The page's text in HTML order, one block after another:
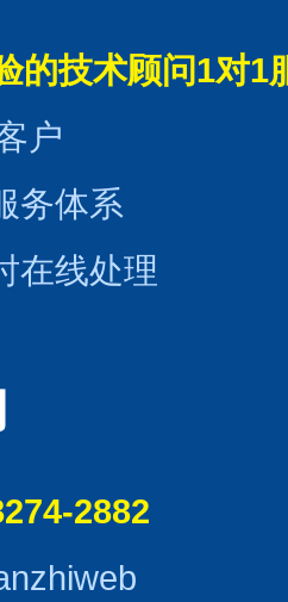
的技术顾问1对1
户
务体系
在线处理
2882